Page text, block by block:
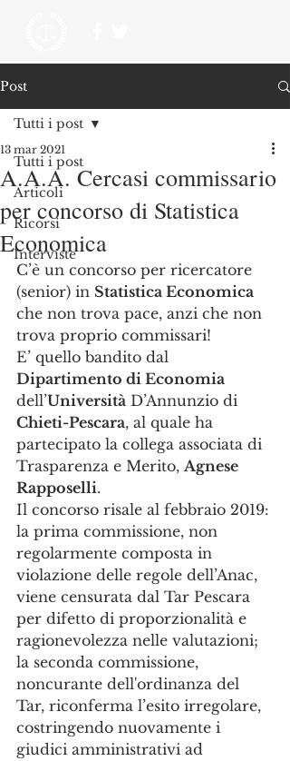
Post
Tutti i post
Articoli
Ricorsi
Interviste
Tutti i post
A.A.A. Cercasi commissario
per concorso di Statistica
Economica
13 mar 2021
C’è un concorso per ricercatore
(senior) in Statistica Economica
che non trova pace, anzi che non
trova proprio commissari!
E’ quello bandito dal
Dipartimento di Economia
dell’Università D’Annunzio di
Chieti-Pescara, al quale ha
partecipato la collega associata di
Trasparenza e Merito, Agnese
Rapposelli.
Il concorso risale al febbraio 2019:
la prima commissione, non
regolarmente composta in
violazione delle regole dell’Anac,
viene censurata dal Tar Pescara
per difetto di proporzionalità e
ragionevolezza nelle valutazioni;
la seconda commissione,
noncurante dell'ordinanza del
Tar, riconferma l’esito irregolare,
costringendo nuovamente i
giudici amministrativi ad